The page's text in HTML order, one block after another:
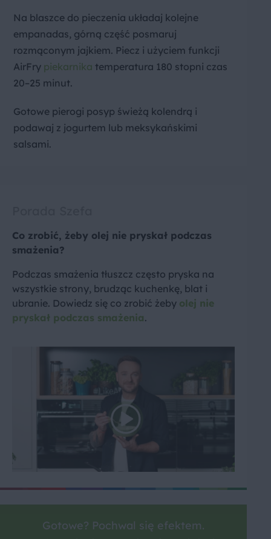
Na blaszce do pieczenia układaj kolejne
empanadas, górną część posmaruj
rozmąconym jajkiem. Piecz i użyciem funkcji
AirFry piekarnika temperatura 180 stopni czas
20–25 minut.
Gotowe pierogi posyp świeżą kolendrą i
podawaj z jogurtem lub meksykańskimi
salsami.
Co zrobić, żeby olej nie pryskał podczas
smażenia?
Podczas smażenia tłuszcz często pryska na
wszystkie strony, brudząc kuchenkę, blat i
ubranie. Dowiedz się co zrobić żeby olej nie
pryskał podczas smażenia.
Gotowe? Pochwal się efektem.